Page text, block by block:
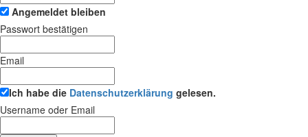
Angemeldet bleiben
Passwort bestätigen
Email
Ich habe die Datenschutzerklärung gelesen.
Username oder Email